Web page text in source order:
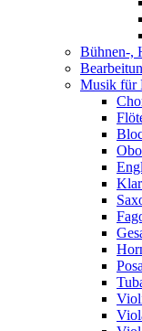
Bühnen-,
Musik für